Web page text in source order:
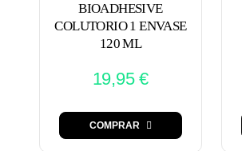
BIOADHESIVE
COLUTORIO 1 ENVASE
120 ML
19,95€
COMPRAR